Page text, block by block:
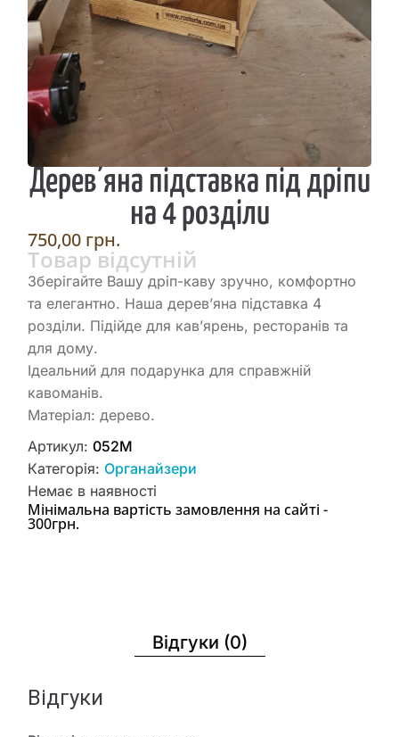
Дерев’яна підставка під дріпи
на 4 розділи
750,00 грн.
Товар відсутній
Зберігайте Вашу дріп-каву зручно, комфортно
та елегантно. Наша дерев’яна підставка 4
розділи. Підійде для кав’ярень, ресторанів та
для дому.
Ідеальний для подарунка для справжній
кавоманів.
Матеріал: дерево.
Артикул: 052М
Категорія: Органайзери
Немає в наявності
Мінімальна вартість замовлення на сайті -
300грн.
Відгуки (0)
Відгуки